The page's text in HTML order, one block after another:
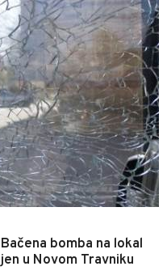
bomba na lokal
u Novom Travniku